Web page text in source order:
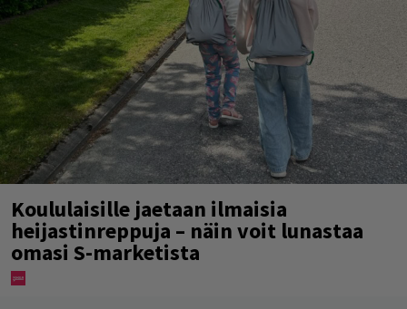
Koululaisille jaetaan ilmaisia
heijastinreppuja – näin voit lunastaa
omasi S-marketista